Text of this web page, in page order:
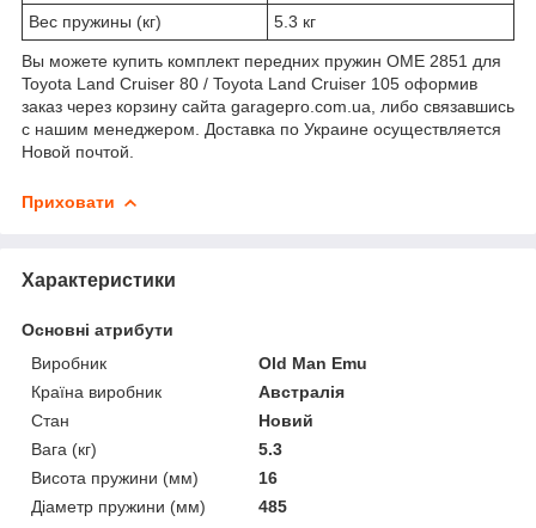
Вес пружины (кг)
5.3 кг
Вы можете купить комплект передних пружин OME 2851 для
Toyota Land Cruiser 80 / Toyota Land Cruiser 105 оформив
заказ через корзину сайта garagepro.com.ua, либо связавшись
с нашим менеджером. Доставка по Украине осуществляется
Новой почтой.
Приховати
Характеристики
Основні атрибути
Виробник
Old Man Emu
Країна виробник
Австралія
Стан
Новий
Вага (кг)
5.3
Висота пружини (мм)
16
Діаметр пружини (мм)
485